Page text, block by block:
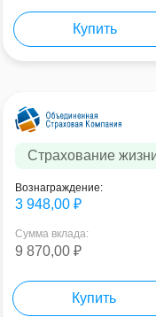
Купить
Страхование
Сумма вклада:
9 870,00 ₽
Вознаграждение:
3 948,00 ₽
Купить